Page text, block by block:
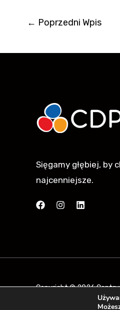
← Poprzedni Wpis
Sięgamy głębiej, by
najcenniejsze.
Copyright © 2026